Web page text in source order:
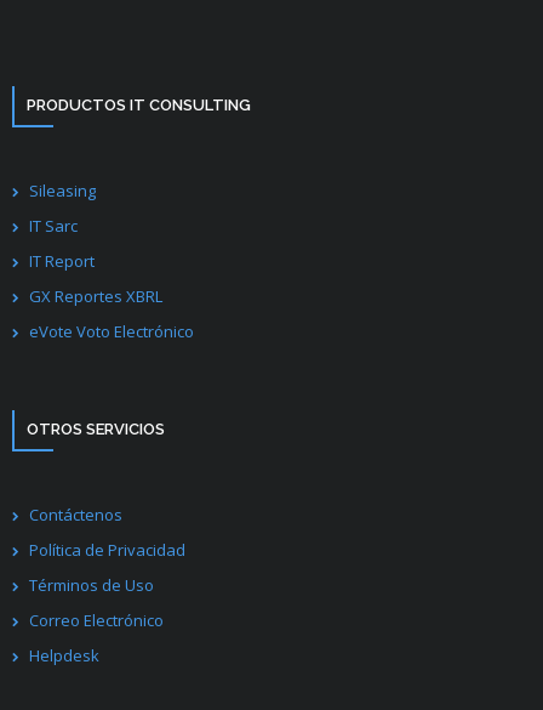
PRODUCTOS IT CONSULTING
Sileasing
IT Sarc
IT Report
GX Reportes XBRL
eVote Voto Electrónico
OTROS SERVICIOS
Contáctenos
Política de Privacidad
Términos de Uso
Correo Electrónico
Helpdesk